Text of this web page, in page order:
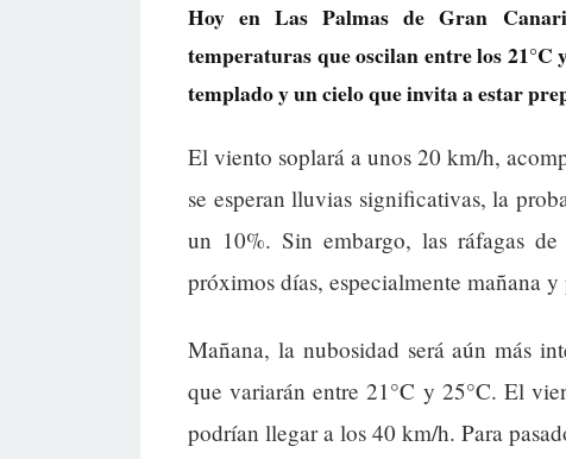
Hoy en Las Palmas de Gran
temperaturas que oscilan entre los
templado y un cielo que invita a estar
El viento soplará a unos 20 km/h,
se esperan lluvias significativas, la
un 10%. Sin embargo, las ráfagas
próximos días, especialmente mañana y
Mañana, la nubosidad será aún más
que variarán entre 21°C y 25°C. El
podrían llegar a los 40 km/h. Para